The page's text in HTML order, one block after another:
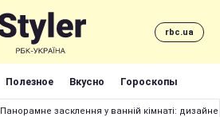
rbc.ua
Полезное Вкусно Гороскопы
Панорамне засклення у ванній кімнаті: